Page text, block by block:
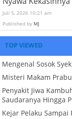
Juli 5, 2026 10:21 am
Published by MJ
TOP VIEWED
Mengenal Sosok
Misteri Makam
Penyakit Jiwa
Saudaranya Hingga
Kejar Pelaku Sampai